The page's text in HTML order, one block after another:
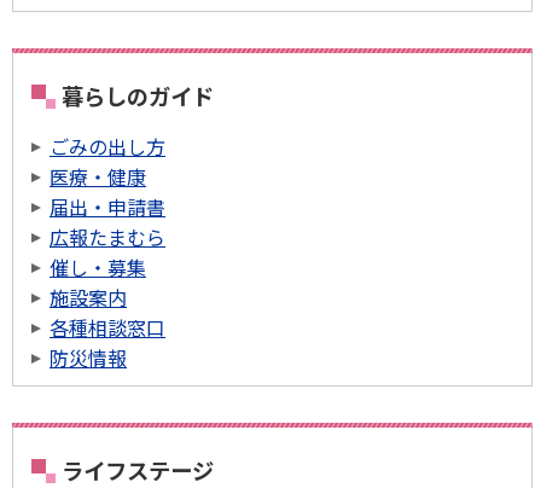
暮らしのガイド
ごみの出し方
医療・健康
届出・申請書
広報たまむら
催し・募集
施設案内
各種相談窓口
防災情報
ライフステージ